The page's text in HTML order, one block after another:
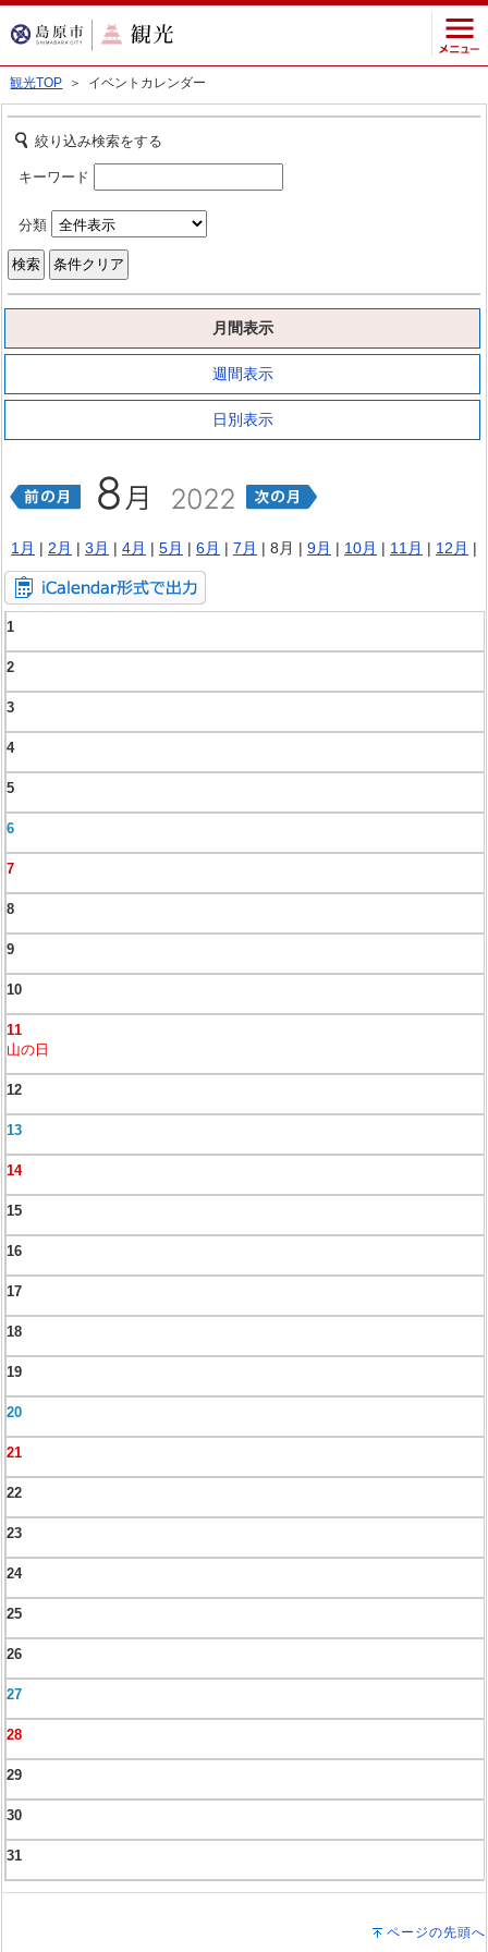
観光TOP ＞ イベントカレンダー
絞り込み検索をする
キーワード
分類
月間表示
週間表示
日別表示
1月 | 2月 | 3月 | 4月 | 5月 | 6月 | 7月 | 8月 | 9月 | 10月 | 11月 | 12月 |
1
2
3
4
5
6
7
8
9
10
11
山の日
12
13
14
15
16
17
18
19
20
21
22
23
24
25
26
27
28
29
30
31
ページの先頭へ